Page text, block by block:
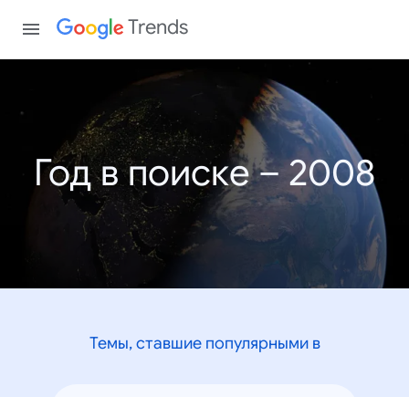
Trends
Год в поиске – 2008
Темы, ставшие популярными в